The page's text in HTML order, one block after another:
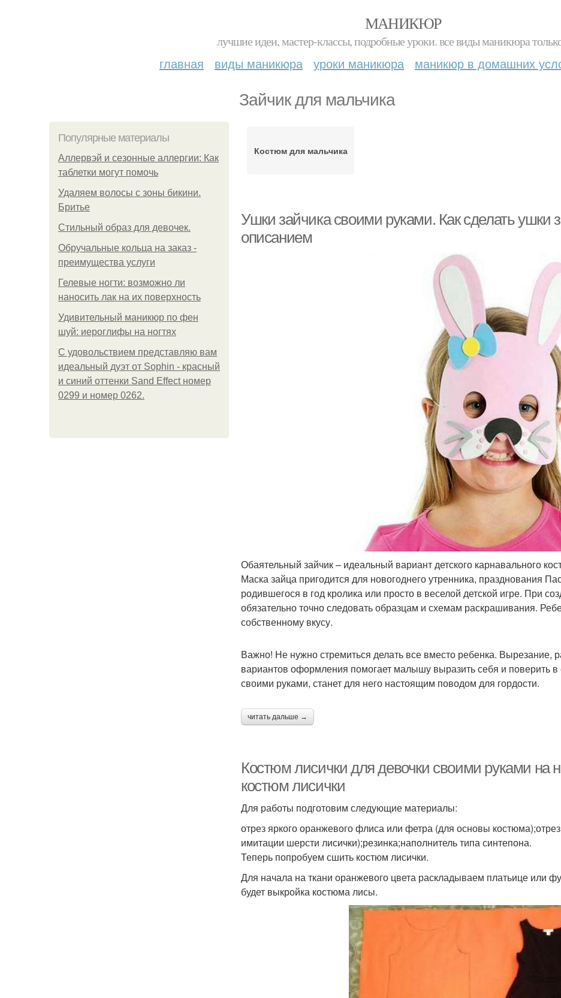
МАНИКЮР
лучшие идеи, мастер-классы, подробные уроки. все виды маникюра
главная виды маникюра уроки маникюра маникюр в домашних
Зайчик для мальчика
Популярные материалы
Аллервэй и сезонные аллергии: Как
таблетки могут помочь
Удаляем волосы с зоны бикини.
Бритье
Стильный образ для девочек.
Обручальные кольца на заказ -
преимущества услуги
Гелевые ногти: возможно ли
наносить лак на их поверхность
Удивительный маникюр по фен
шуй: иероглифы на ногтях
С удовольствием представляю вам
идеальный дуэт от Sophin - красный
и синий оттенки Sand Effect номер
0299 и номер 0262.
Костюм для мальчика
Ушки зайчика своими руками. Как сделать ушки
описанием
Обаятельный зайчик – идеальный вариант детского карнавального
Маска зайца пригодится для новогоднего утренника, празднования
родившегося в год кролика или просто в веселой детской игре. При
обязательно точно следовать образцам и схемам раскрашивания.
собственному вкусу.
Важно! Не нужно стремиться делать все вместо ребенка.
вариантов оформления помогает малышу выразить себя и поверить в
своими руками, станет для него настоящим поводом для гордости.
читать дальше →
Костюм лисички для девочки своими руками на
костюм лисички
Для работы подготовим следующие материалы:
отрез яркого оранжевого флиса или фетра (для основы
имитации шерсти лисички);резинка;наполнитель типа синтепона.
Теперь попробуем сшить костюм лисички.
Для начала на ткани оранжевого цвета раскладываем платьице или
будет выкройка костюма лисы.